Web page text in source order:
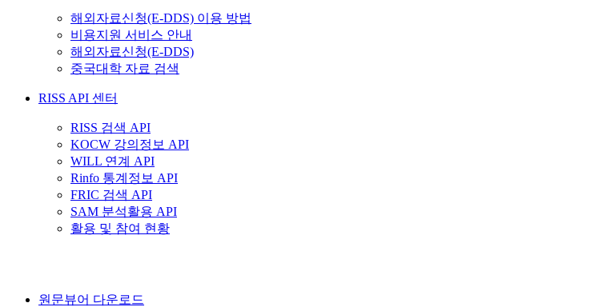
해외자료신청(E-DDS) 이용 방법
비용지원 서비스 안내
해외자료신청(E-DDS)
중국대학 자료 검색
RISS API 센터
RISS 검색 API
KOCW 강의정보 API
WILL 연계 API
Rinfo 통계정보 API
FRIC 검색 API
SAM 분석활용 API
활용 및 참여 현황
원문뷰어 다운로드